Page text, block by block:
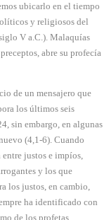
ubicarlo en el tiempo
y religiosos del
V a.C.). Malaquías
abre su profecía
de un mensajero que
los últimos seis
sin embargo, en algunas
(4,1-6). Cuando
justos e impíos,
y los que
los justos, en cambio,
ha identificado con
de los profetas